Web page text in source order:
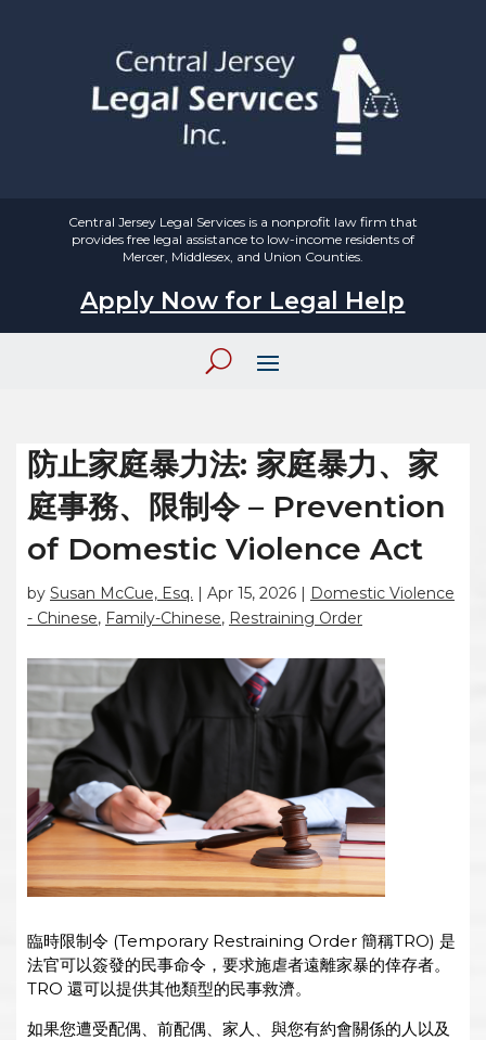
Central Jersey Legal Services is a nonprofit law firm that
provides free legal assistance to low-income residents of
Mercer, Middlesex, and Union Counties.
Apply Now for Legal Help
防止家庭暴力法: 家庭暴力、家
庭事務、限制令 – Prevention
of Domestic Violence Act
by Susan McCue, Esq. | Apr 15, 2026 | Domestic Violence
- Chinese, Family-Chinese, Restraining Order
臨時限制令 (Temporary Restraining Order 簡稱TRO) 是
法官可以簽發的民事命令，要求施虐者遠離家暴的倖存者。
TRO 還可以提供其他類型的民事救濟。
如果您遭受配偶、前配偶、家人、與您有約會關係的人以及